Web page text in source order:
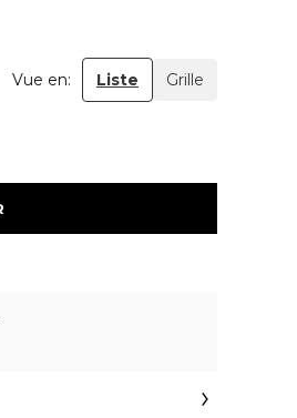
Vue en: Liste Grille